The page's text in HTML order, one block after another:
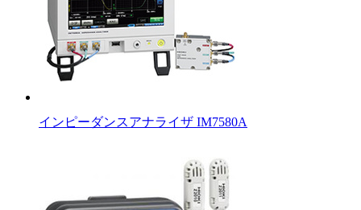
インピーダンスアナライザ IM7580A